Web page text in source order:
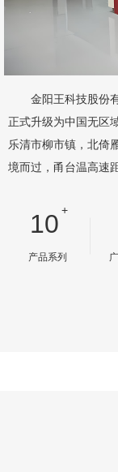
金阳王科技股份
正式升级为中国无区
乐清市柳市镇，北倚
境而过，甬台温高速
10 +
产品系列